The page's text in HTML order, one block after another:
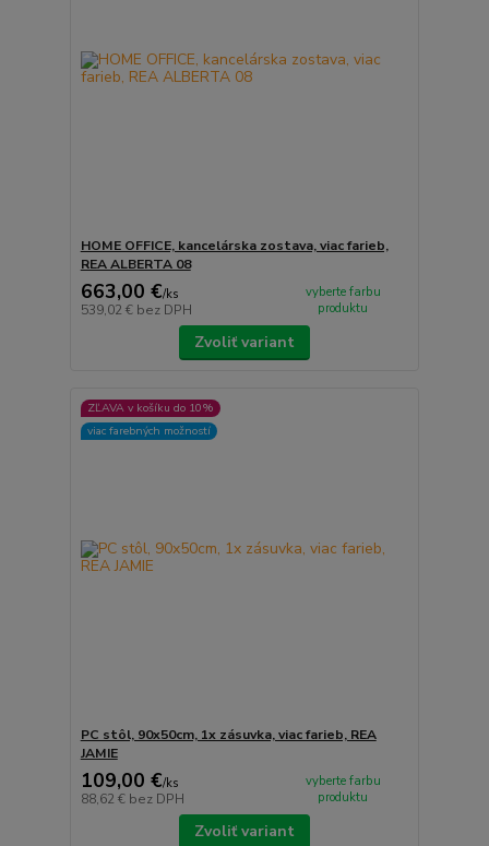
HOME OFFICE, kancelárska zostava, viac farieb,
REA ALBERTA 08
663,00 €/ks
539,02 € bez DPH
vyberte farbu
produktu
Zvoliť variant
ZĽAVA v košíku do 10%
viac farebných možností
PC stôl, 90x50cm, 1x zásuvka, viac farieb, REA
JAMIE
109,00 €/ks
88,62 € bez DPH
vyberte farbu
produktu
Zvoliť variant